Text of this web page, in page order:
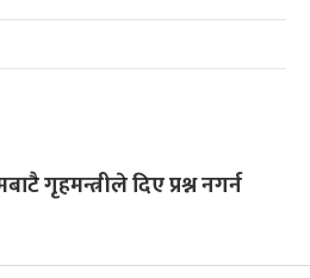
गृहमन्त्रीले दिए प्रश्न नगर्न